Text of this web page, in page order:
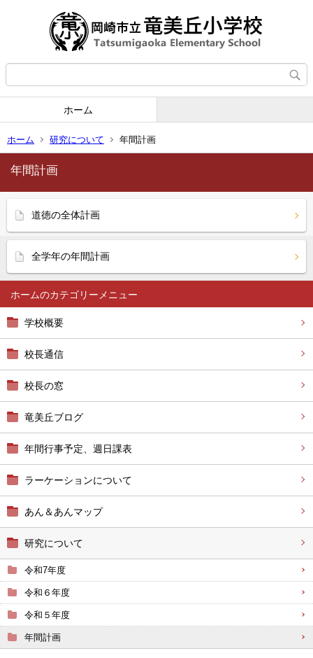
ホーム
ホーム 研究について 年間計画
ホーム
学校概要
校長通信
校長の窓
竜美丘ブログ
年間行事予定、週日課表
ラーケーションについて
あん＆あんマップ
研究について
令和7年度
令和６年度
令和５年度
年間計画
年間計画
道徳の全体計画
全学年の年間計画